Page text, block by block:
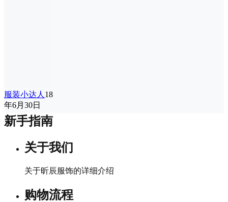
服装小达人 18
年6月30日
新手指南
关于我们
关于昕辰服饰的详细介绍
购物流程